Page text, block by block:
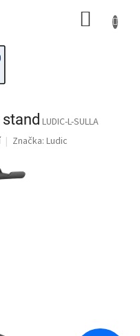
LUDIC-L-SULLA
Značka: Ludic